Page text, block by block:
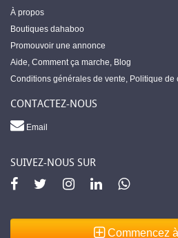
À propos
Boutiques dahaboo
Promouvoir une annonce
Aide, Comment ça marche, Blog
Conditions générales de vente, Politique de
CONTACTEZ-NOUS
Email
SUIVEZ-NOUS SUR
Commencez